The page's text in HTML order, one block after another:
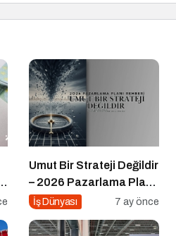
Umut Bir Strateji Değildir
– 2026 Pazarlama Planı
Rehberi
İş Dünyası 7 ay önce